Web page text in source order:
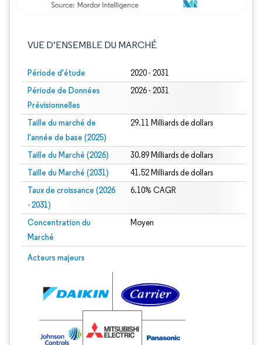
VUE D’ENSEMBLE DU MARCHÉ
Période d'étude 2020 - 2031
Période de Données
Prévisionnelles
2026 - 2031
Taille du marché de
l'année de base (2025)
29.11 Milliards de dollars
Taille du Marché (2026) 30.89 Milliards de dollars
Taille du Marché (2031) 41.52 Milliards de dollars
Taux de croissance (2026
- 2031)
6.10% CAGR
Concentration du
Marché
Moyen
Acteurs majeurs
Image © Mordor Intelligence. La réutilisation nécessite une attribution sous CC